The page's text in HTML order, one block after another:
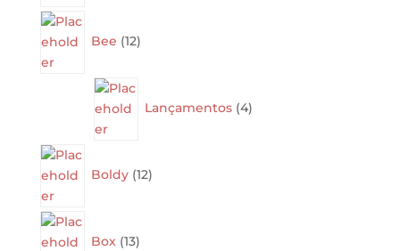
Bee 12products
Lançamentos 4products
Boldy 12products
Box 13products